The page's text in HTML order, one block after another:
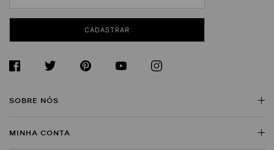
CADASTRAR
SOBRE NÓS
MINHA CONTA